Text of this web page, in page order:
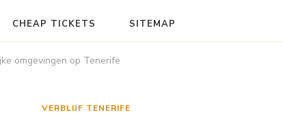
CHEAP TICKETS SITEMAP
omgevingen op Tenerife
VERBLIJF TENERIFE